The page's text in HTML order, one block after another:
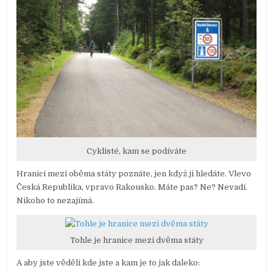
Cyklisté, kam se podíváte
Hranici mezi oběma státy poznáte, jen když ji hledáte. Vlevo
Česká Republika, vpravo Rakousko. Máte pas? Ne? Nevadí.
Nikoho to nezajímá.
Tohle je hranice mezi dvěma státy
A aby jste věděli kde jste a kam je to jak daleko: